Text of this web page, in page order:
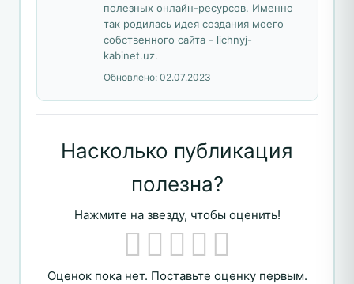
полезных онлайн-ресурсов. Именно
так родилась идея создания моего
собственного сайта - lichnyj-
kabinet.uz.
Обновлено: 02.07.2023
Насколько публикация
полезна?
Нажмите на звезду, чтобы оценить!
Оценок пока нет. Поставьте оценку первым.